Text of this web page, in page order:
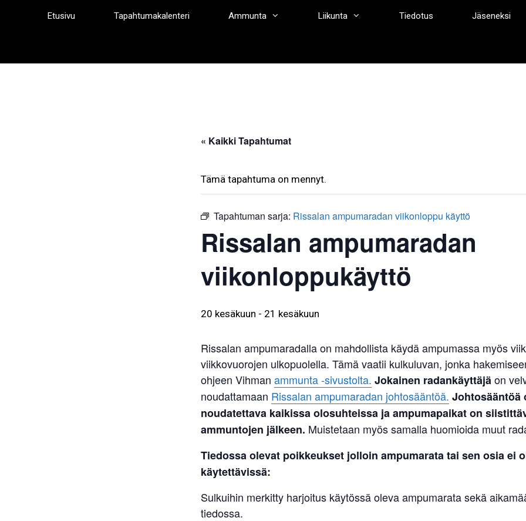
Etusivu Tapahtumakalenteri Ammunta Liikunta Tiedotus Jäseneksi
« Kaikki Tapahtumat
Tämä tapahtuma on mennyt.
Tapahtuman sarja: Rissalan ampumaradan viikonloppu käyttö
Rissalan ampumaradan
viikonloppukäyttö
20 kesäkuun - 21 kesäkuun
Rissalan ampumaradalla on mahdollista käydä ampumassa myös
viikkovuorojen ulkopuolella. Tämä vaatii kulkuluvan, jonka
ohjeen Vihman ammunta -sivustolta. Jokainen radankäyttäjäon
noudattamaan Rissalan ampumaradan johtosääntöä. Johtosääntöä
noudatettava kaikissa olosuhteissa ja ampumapaikat on
ammuntojen jälkeen. Muistetaan myös samalla huomioida muut
Tiedossa olevat poikkeukset jolloin ampumarata tai sen osia ei
käytettävissä:
Sulkuihin merkitty harjoitus käytössä oleva ampumarata sekä
tiedossa.